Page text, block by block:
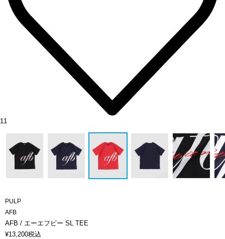
11
PULP
AFB
AFB / エーエフビー SL TEE
¥13,200税込